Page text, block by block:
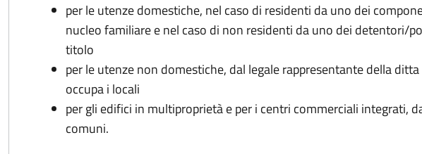
per le utenze domestiche, nel caso di residenti da uno dei
nucleo familiare e nel caso di non residenti da uno dei detentori/
titolo
per le utenze non domestiche, dal legale rappresentante della
occupa i locali
per gli edifici in multiproprietà e per i centri commerciali integrati,
comuni.